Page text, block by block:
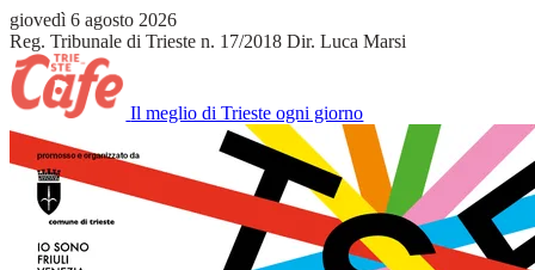
giovedì 6 agosto 2026
Reg. Tribunale di Trieste n. 17/2018 Dir. Luca Marsi
Il meglio di Trieste ogni giorno